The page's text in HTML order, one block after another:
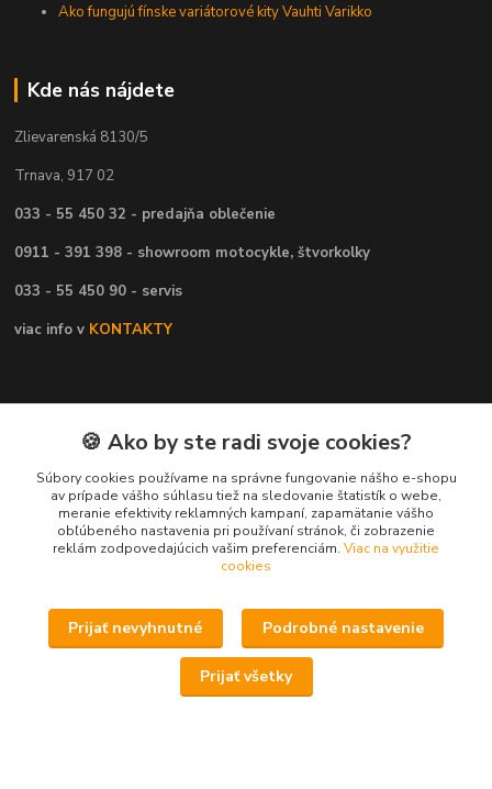
Ako fungujú fínske variátorové kity Vauhti Varikko
Kde nás nájdete
Zlievarenská 8130/5
Trnava, 917 02
033 - 55 450 32 - predajňa oblečenie
0911 - 391 398 - showroom motocykle, štvorkolky
033 - 55 450 90 - servis
viac info v KONTAKTY
Potrebujete poradiť ?
+421 911 391 398
(Po-Pia, 8.30-17.00 hod.)
🍪 Ako by ste radi svoje cookies?
Súbory cookies používame na správne fungovanie nášho e-shopu
av prípade vášho súhlasu tiež na sledovanie štatistík o webe,
meranie efektivity reklamných kampaní, zapamätanie vášho
obľúbeného nastavenia pri používaní stránok, či zobrazenie
reklám zodpovedajúcich vašim preferenciám. Viac na využitie
cookies
Prijať nevyhnutné Podrobné nastavenie
Prijať všetky